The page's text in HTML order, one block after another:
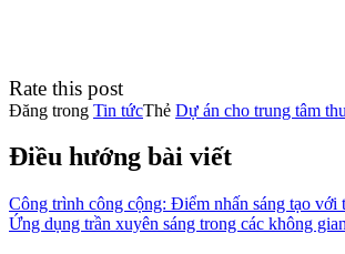
Rate this post
Đăng trong Tin tứcThẻ Dự án cho trung tâm
Điều hướng bài viết
Công trình công cộng: Điểm nhấn sáng tạo với
Ứng dụng trần xuyên sáng trong các không